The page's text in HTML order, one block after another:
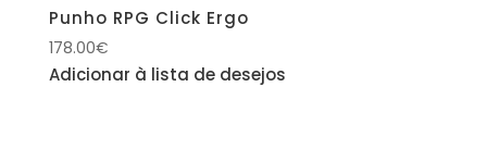
Punho RPG Click Ergo
178.00€
Adicionar à lista de desejos